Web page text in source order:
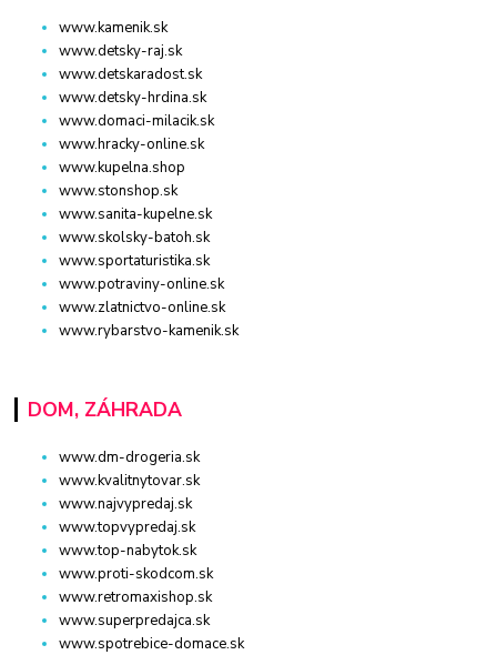
www.kamenik.sk
www.detsky-raj.sk
www.detskaradost.sk
www.detsky-hrdina.sk
www.domaci-milacik.sk
www.hracky-online.sk
www.kupelna.shop
www.stonshop.sk
www.sanita-kupelne.sk
www.skolsky-batoh.sk
www.sportaturistika.sk
www.potraviny-online.sk
www.zlatnictvo-online.sk
www.rybarstvo-kamenik.sk
DOM, ZÁHRADA
www.dm-drogeria.sk
www.kvalitnytovar.sk
www.najvypredaj.sk
www.topvypredaj.sk
www.top-nabytok.sk
www.proti-skodcom.sk
www.retromaxishop.sk
www.superpredajca.sk
www.spotrebice-domace.sk